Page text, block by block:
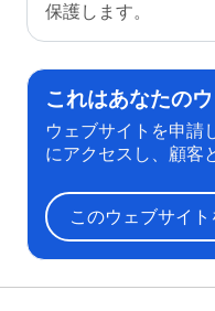
保護します。
これはあなたの
ウェブサイトを申請
にアクセスし、顧客
このウェブサイ